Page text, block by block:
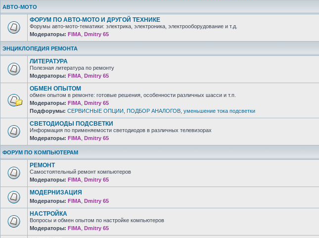
АВТО-МОТО
ФОРУМ ПО АВТО-МОТО И ДРУГОЙ ТЕХНИКЕ
Форумы авто-мото-тематики: электрика, электроника, электрооборудование и т.д.
Модераторы: FIMA Dmitry 65
ЭНЦИКЛОПЕДИЯ РЕМОНТА
ЛИТЕРАТУРА
Полезная литература по ремонту
Модераторы: FIMA Dmitry 65
ОБМЕН ОПЫТОМ
обмен опытом в ремонте: готовые решения, особенности различных шасси и т.п.
Модераторы: FIMA Dmitry 65
Подфорумы: СЕРВИСНЫЕ ОПЦИИ ПОДБОР АНАЛОГОВ уменьшение тока подсветки
СВЕТОДИОДЫ ПОДСВЕТКИ
Информация по применяемости светодиодов в различных телевизорах
Модераторы: FIMA Dmitry 65
ФОРУМ ПО КОМПЬЮТЕРАМ
РЕМОНТ
Самостоятельный ремонт компьютеров
Модераторы: FIMA Dmitry 65
МОДЕРНИЗАЦИЯ
Модераторы: FIMA Dmitry 65
НАСТРОЙКА
Вопросы и обмен опытом по настройке компьютеров
Модераторы: FIMA Dmitry 65